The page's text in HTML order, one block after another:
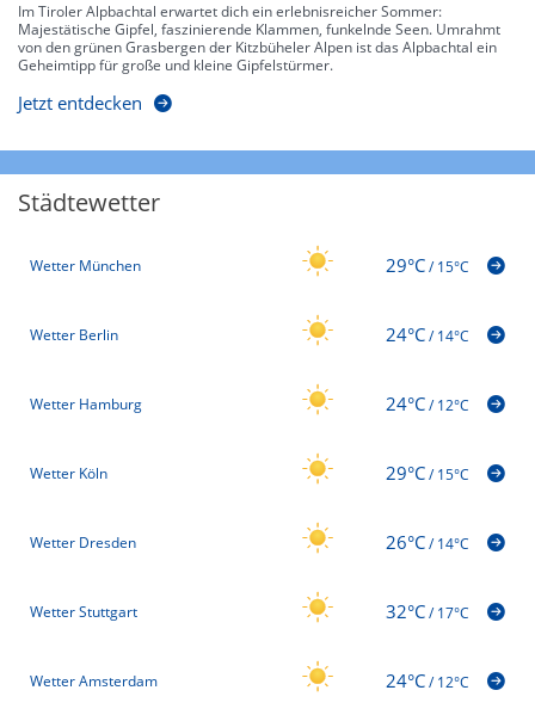
Im Tiroler Alpbachtal erwartet dich ein erlebnisreicher Sommer:
Majestätische Gipfel, faszinierende Klammen, funkelnde Seen. Umrahmt
von den grünen Grasbergen der Kitzbüheler Alpen ist das Alpbachtal ein
Geheimtipp für große und kleine Gipfelstürmer.
Jetzt entdecken
Städtewetter
Wetter München 29°C/15°C
Wetter Berlin 24°C/14°C
Wetter Hamburg 24°C/12°C
Wetter Köln 29°C/15°C
Wetter Dresden 26°C/14°C
Wetter Stuttgart 32°C/17°C
Wetter Amsterdam 24°C/12°C